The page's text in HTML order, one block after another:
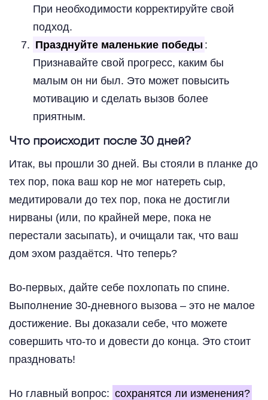
При необходимости корректируйте свой
подход.
Празднуйте маленькие победы :
Признавайте свой прогресс, каким бы
малым он ни был. Это может повысить
мотивацию и сделать вызов более
приятным.
Что происходит после 30 дней?
Итак, вы прошли 30 дней. Вы стояли в планке до
тех пор, пока ваш кор не мог натереть сыр,
медитировали до тех пор, пока не достигли
нирваны (или, по крайней мере, пока не
перестали засыпать), и очищали так, что ваш
дом эхом раздаётся. Что теперь?
Во-первых, дайте себе похлопать по спине.
Выполнение 30-дневного вызова – это не малое
достижение. Вы доказали себе, что можете
совершить что-то и довести до конца. Это стоит
праздновать!
Но главный вопрос: сохранятся ли изменения?